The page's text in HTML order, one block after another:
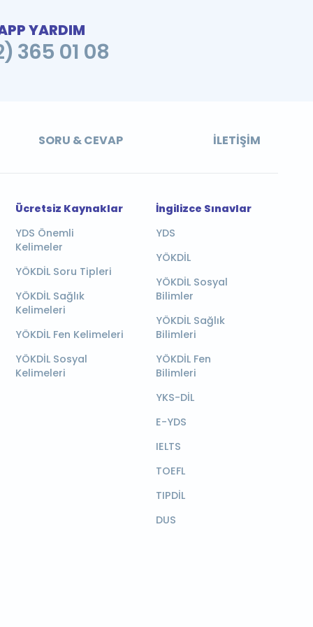
YARDIM
365 01 08
SORU & CEVAP İLETIŞIM
Ücretsiz Kaynaklar
YDS Önemli
Kelimeler
YÖKDİL Soru Tipleri
YÖKDİL Sağlık
Kelimeleri
YÖKDİL Fen Kelimeleri
YÖKDİL Sosyal
Kelimeleri
İngilizce Sınavlar
YDS
YÖKDİL
YÖKDİL Sosyal
Bilimler
YÖKDİL Sağlık
Bilimleri
YÖKDİL Fen
Bilimleri
YKS-DİL
E-YDS
IELTS
TOEFL
TIPDİL
DUS